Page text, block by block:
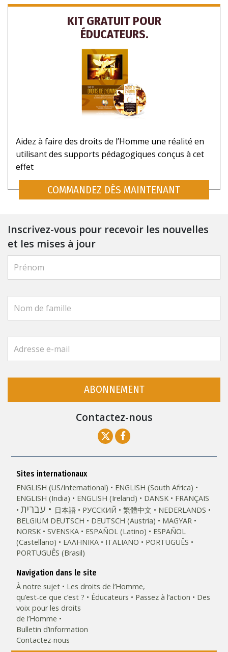
KIT GRATUIT POUR
ÉDUCATEURS.
Aidez à faire des droits de l’Homme une réalité en
utilisant des supports pédagogiques conçus à cet
effet
COMMANDEZ DÈS MAINTENANT
Inscrivez-vous pour recevoir les nouvelles
et les mises à jour
ABONNEMENT
Contactez-nous
Sites internationaux
ENGLISH (US/International)
ENGLISH (South Africa)
ENGLISH (India)
ENGLISH (Ireland) DANSK FRANÇAIS
עברית 日本語 РУССКИЙ 繁體中文
NEDERLANDS
BELGIUM DEUTSCH DEUTSCH (Austria)
MAGYAR
NORSK
SVENSKA ESPAÑOL (Latino)
ESPAÑOL
(Castellano)
ΕΛΛΗΝΙΚA ITALIANO
PORTUGUÊS
PORTUGUÊS (Brasil)‎
Navigation dans le site
À notre sujet
Les droits de l’Homme,
qu’est-ce que c’est ?
Éducateurs Passez à l’action
Des
voix pour les droits
de l’Homme
Bulletin d’information
Contactez-nous